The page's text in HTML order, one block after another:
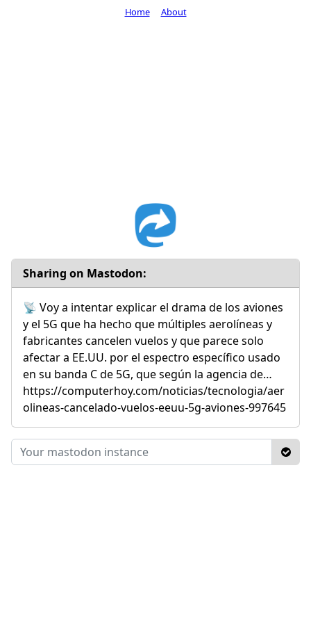
Sharing on Mastodon:
📡 Voy a intentar explicar el drama de los aviones
y el 5G que ha hecho que múltiples aerolíneas y
fabricantes cancelen vuelos y que parece solo
afectar a EE.UU. por el espectro específico usado
en su banda C de 5G, que según la agencia de…
https://computerhoy.com/noticias/tecnologia/aer
olineas-cancelado-vuelos-eeuu-5g-aviones-997645
Home About